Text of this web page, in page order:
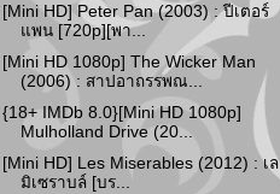
[Mini HD] Peter Pan (2003) : ปีเตอร์
แพน [720p][พา...
[Mini HD 1080p] The Wicker Man
(2006) : สาปอาถรรพณ...
{18+ IMDb 8.0}[Mini HD 1080p]
Mulholland Drive (20...
[Mini HD] Les Miserables (2012) : เล
มิเซราบล์ [บร...